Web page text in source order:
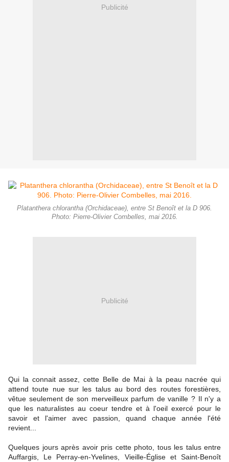
Publicité
Platanthera chlorantha (Orchidaceae), entre St Benoît et la D 906.
Photo: Pierre-Olivier Combelles, mai 2016.
Publicité
Qui la connait assez, cette Belle de Mai à la peau nacrée qui
attend toute nue sur les talus au bord des routes forestières,
vêtue seulement de son merveilleux parfum de vanille ? Il n'y a
que les naturalistes au coeur tendre et à l'oeil exercé pour le
savoir et l'aimer avec passion, quand chaque année l'été
revient...
Quelques jours après avoir pris cette photo, tous les talus entre
Auffargis, Le Perray-en-Yvelines, Vieille-Église et Saint-Benoît